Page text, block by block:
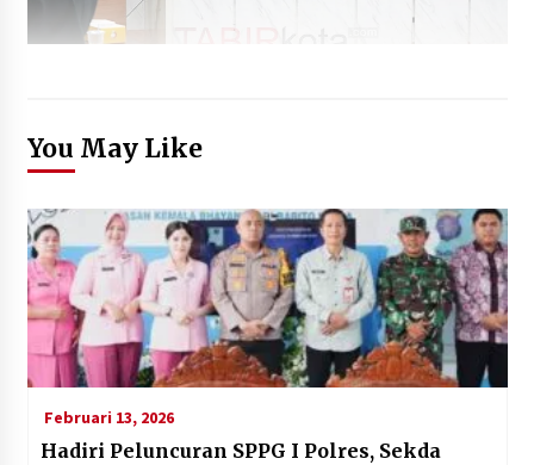
You May Like
Februari 13, 2026
Hadiri Peluncuran SPPG I Polres, Sekda